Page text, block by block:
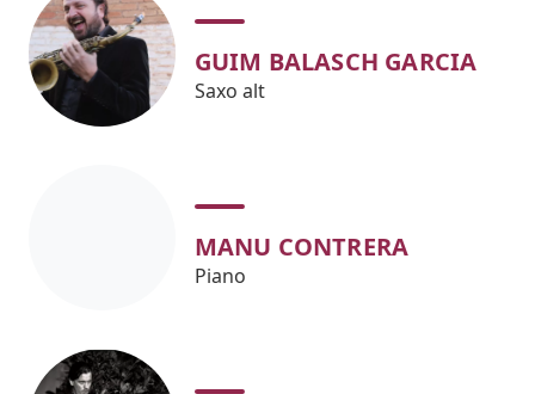
GUIM BALASCH GARCIA
Saxo alt
MANU CONTRERA
Piano